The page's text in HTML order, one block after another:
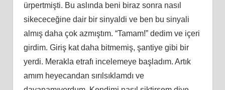
ürpertmişti. Bu aslında beni biraz sonra nasıl
sikececeğine dair bir sinyaldi ve ben bu sinyali
almış daha çok azmıştım. “Tamam!” dedim ve içeri
girdim. Giriş kat daha bitmemiş, şantiye gibi bir
yerdi. Merakla etrafı incelemeye başladım. Artık
amım heyecandan sırılsıklamdı ve